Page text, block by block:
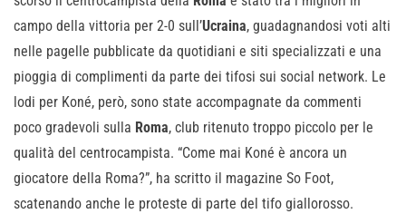
campo della vittoria per 2-0 sull’Ucraina, guadagnandosi voti alti
nelle pagelle pubblicate da quotidiani e siti specializzati e una
pioggia di complimenti da parte dei tifosi sui social network. Le
lodi per Koné, però, sono state accompagnate da commenti
poco gradevoli sulla Roma, club ritenuto troppo piccolo per le
qualità del centrocampista. “Come mai Koné è ancora un
giocatore della Roma?”, ha scritto il magazine So Foot,
scatenando anche le proteste di parte del tifo giallorosso.